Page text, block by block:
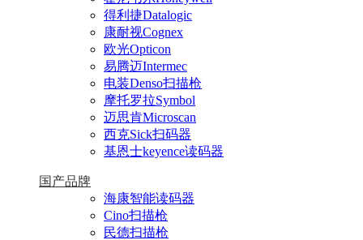
得利捷Datalogic
康耐视Cognex
欧光Opticon
易腾迈Intermec
电装Denso扫描枪
摩托罗拉Symbol
迈思肯Microscan
西克Sick扫码器
基恩士keyence读码器
国产品牌
海康智能读码器
Cino扫描枪
民德扫描枪